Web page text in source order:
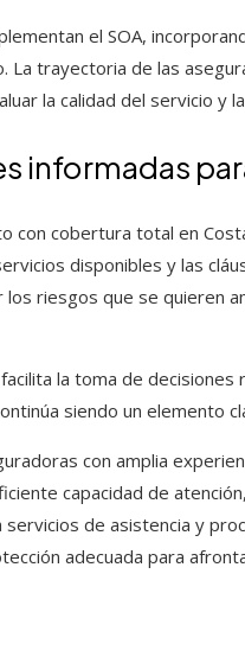
el SOA,
La trayectoria de las
la calidad del servicio y
informadas
con cobertura total en
disponibles y las
riesgos que se quieren
la toma de
siendo un elemento
con amplia
capacidad de
de asistencia y
adecuada para